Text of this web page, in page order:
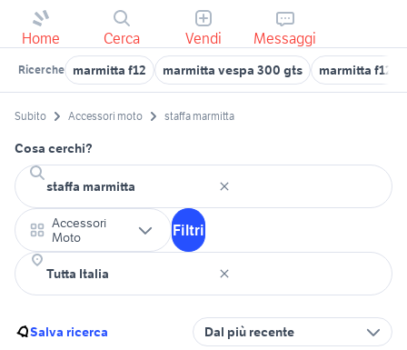
Home Cerca Vendi Messaggi
Ricerche marmitta f12 marmitta vespa 300 gts marmitta f12
Subito Accessori moto staffa marmitta
Cosa cerchi?
Accessori
Moto
Filtri
Salva ricerca Dal più recente